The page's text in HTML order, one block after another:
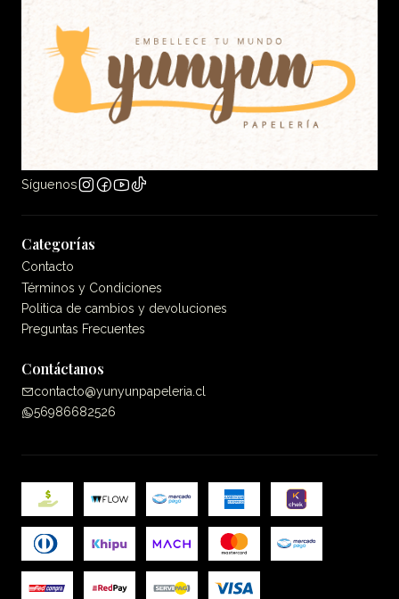
Síguenos
Categorías
Contacto
Términos y Condiciones
Politica de cambios y devoluciones
Preguntas Frecuentes
Contáctanos
contacto@yunyunpapeleria.cl
56986682526